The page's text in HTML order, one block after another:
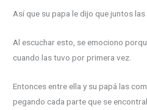
Así que su papa le dijo que juntos
Al escuchar esto, se emociono
cuando las tuvo por primera vez.
Entonces entre ella y su papá las
pegando cada parte que se